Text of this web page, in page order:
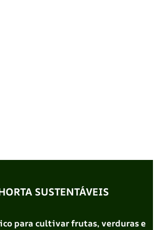
SUSTENTÁVEIS
para cultivar frutas, verduras e